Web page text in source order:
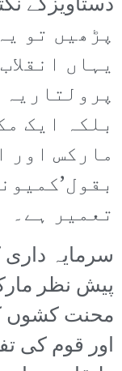
پڑھیں تو
یہاں
بلکہ ایک
مارکس اور
تعمیر ہے۔
سرمایہ
پیش نظر
محنت کشوں
اور قوم کی